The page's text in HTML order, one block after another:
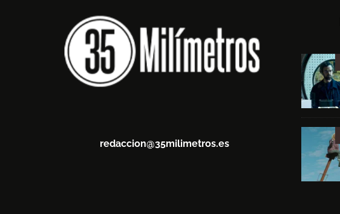
redaccion@35milimetros.es